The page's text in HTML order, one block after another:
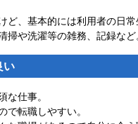
ど、基本的には利用者の日常
掃や洗濯等の雑務、記録など
い
な仕事。
で転職しやすい。